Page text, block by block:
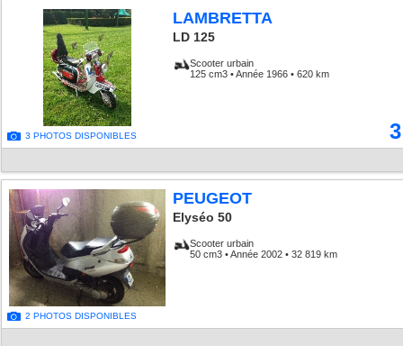
3 PHOTOS DISPONIBLES
LAMBRETTA
LD 125
Scooter urbain
125 cm3 • Année 1966 • 620 km
2 PHOTOS DISPONIBLES
PEUGEOT
Elyséo 50
Scooter urbain
50 cm3 • Année 2002 • 32 819 km